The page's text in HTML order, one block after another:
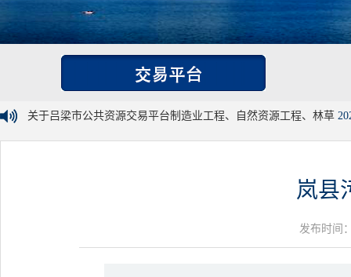
关于吕梁市公共资源交易平台制造业工程、自然资源工程、林草
岚县
发布时间